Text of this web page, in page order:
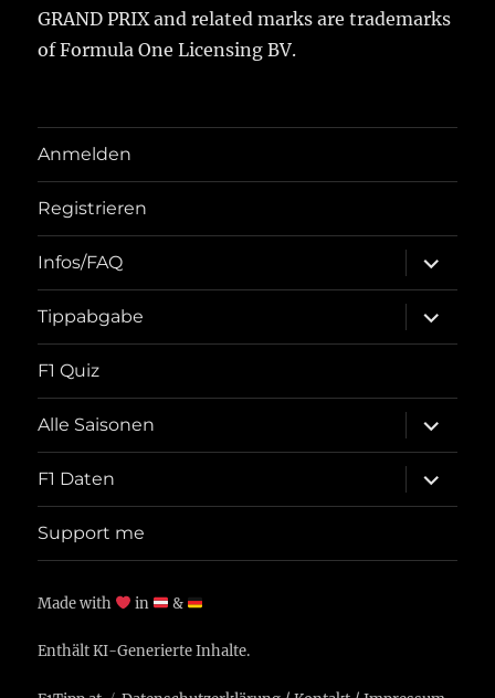
GRAND PRIX and related marks are trademarks
of Formula One Licensing BV.
Anmelden
Registrieren
Infos/FAQ
öffnen
Tippabgabe
öffnen
F1 Quiz
Alle Saisonen
öffnen
F1 Daten
öffnen
Support me
Made with in &
Enthält KI-Generierte Inhalte.